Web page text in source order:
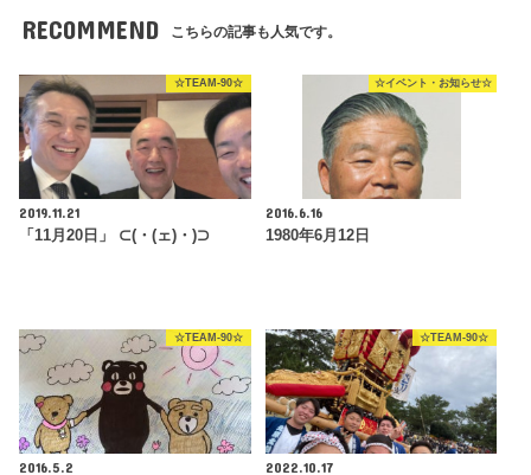
RECOMMEND こちらの記事も人気です。
☆TEAM-90☆
2019.11.21
「11月20日」 ⊂(・(ェ)・)⊃
☆イベント・お知らせ☆
2016.6.16
1980年6月12日
☆TEAM-90☆
2016.5.2
☆TEAM-90☆
2022.10.17